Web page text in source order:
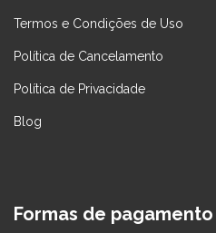
Termos e Condições de Uso
Política de Cancelamento
Política de Privacidade
Blog
Formas de pagamento